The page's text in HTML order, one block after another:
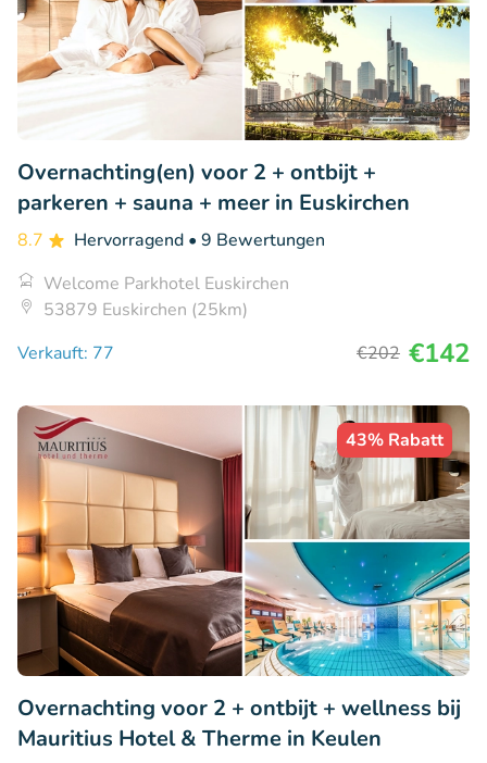
Overnachting(en) voor 2 + ontbijt +
parkeren + sauna + meer in Euskirchen
8.7 Hervorragend • 9 Bewertungen
Welcome Parkhotel Euskirchen
53879 Euskirchen (25km)
Verkauft: 77
€202 €142
43% Rabatt
Overnachting voor 2 + ontbijt + wellness bij
Mauritius Hotel & Therme in Keulen